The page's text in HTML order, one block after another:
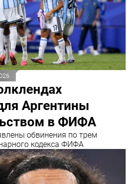
Аргентины
в ФИФА
обвинения по трем
кодекса ФИФА